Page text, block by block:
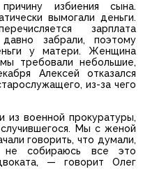
избиения сына.
вымогали деньги.
зарплата
забрали, поэтому
у матери. Женщина
требовали небольшие,
Алексей отказался
из-за чего
из военной прокуратуры,
Мы с женой
говорить, что думали,
собираюсь все это
— говорит Олег